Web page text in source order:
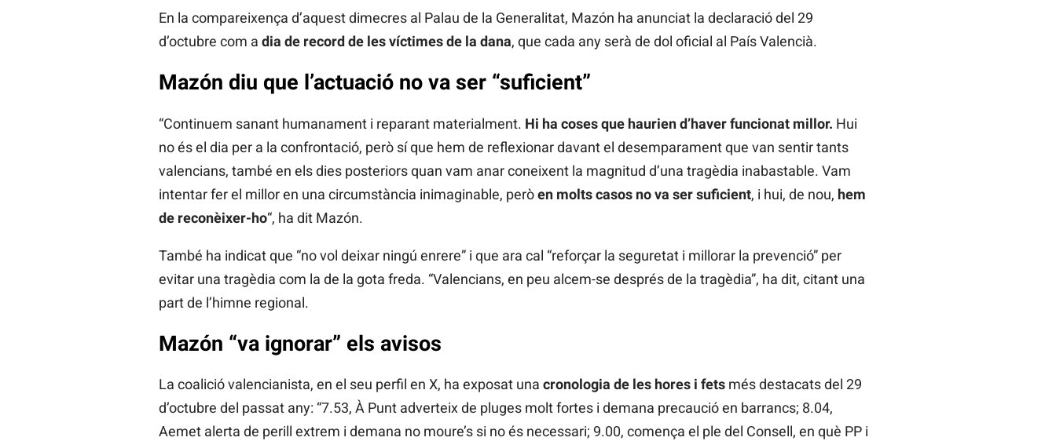
En la compareixença d’aquest dimecres al Palau de la Generalitat, Mazón ha anunciat la declaració del 29
d’octubre com a dia de record de les víctimes de la dana, que cada any serà de dol oficial al País Valencià.
Mazón diu que l’actuació no va ser “suficient”
“Continuem sanant humanament i reparant materialment. Hi ha coses que haurien d’haver funcionat millor. Hui
no és el dia per a la confrontació, però sí que hem de reflexionar davant el desemparament que van sentir tants
valencians, també en els dies posteriors quan vam anar coneixent la magnitud d’una tragèdia inabastable. Vam
intentar fer el millor en una circumstància inimaginable, peròen molts casos no va ser suficient, i hui, de nou, hem
de reconèixer-ho“, ha dit Mazón.
També ha indicat que “no vol deixar ningú enrere” i que ara cal “reforçar la seguretat i millorar la prevenció” per
evitar una tragèdia com la de la gota freda. “Valencians, en peu alcem-se després de la tragèdia”, ha dit, citant una
part de l’himne regional.
Mazón “va ignorar” els avisos
La coalició valencianista, en el seu perfil en X, ha exposat una cronologia de les hores i fetsmés destacats del 29
d’octubre del passat any: “7.53, À Punt adverteix de pluges molt fortes i demana precaució en barrancs; 8.04,
Aemet alerta de perill extrem i demana no moure’s si no és necessari; 9.00, comença el ple del Consell, en què PP i